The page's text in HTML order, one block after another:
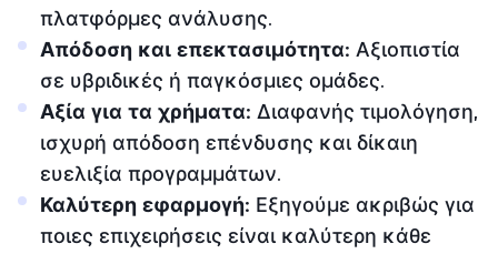
πλατφόρμες ανάλυσης.
Απόδοση και επεκτασιμότητα: Αξιοπιστία
σε υβριδικές ή παγκόσμιες ομάδες.
Αξία για τα χρήματα: Διαφανής τιμολόγηση,
ισχυρή απόδοση επένδυσης και δίκαιη
ευελιξία προγραμμάτων.
Καλύτερη εφαρμογή: Εξηγούμε ακριβώς για
ποιες επιχειρήσεις είναι καλύτερη κάθε